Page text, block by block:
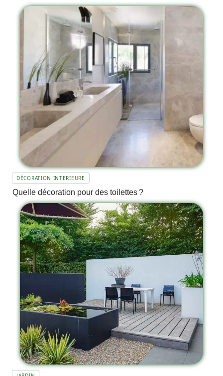
DÉCORATION INTERIEURE
Quelle décoration pour des toilettes ?